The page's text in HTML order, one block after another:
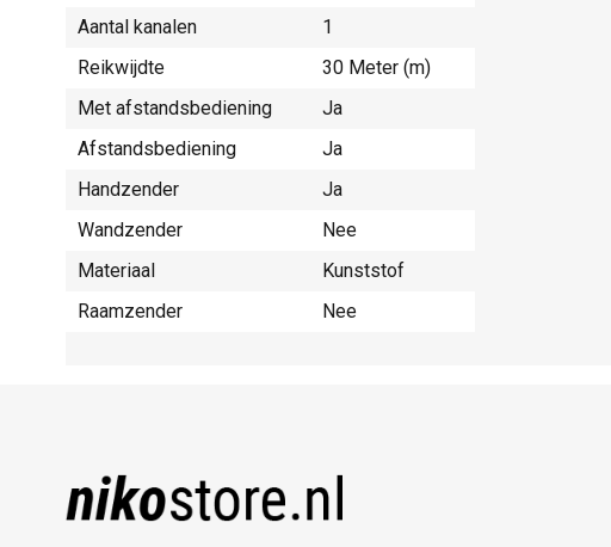
Aantal kanalen
1
Reikwijdte
30 Meter (m)
Met afstandsbediening
Ja
Afstandsbediening
Ja
Handzender
Ja
Wandzender
Nee
Materiaal
Kunststof
Raamzender
Nee